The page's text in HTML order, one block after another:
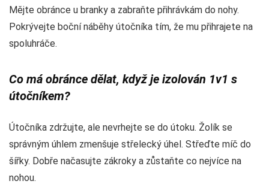
Mějte obránce u branky a zabraňte přihrávkám do nohy.
Pokrývejte boční náběhy útočníka tím, že mu přihrajete na
spoluhráče.
Co má obránce dělat, když je izolován 1v1 s
útočníkem?
Útočníka zdržujte, ale nevrhejte se do útoku. Žolík se
správným úhlem zmenšuje střelecký úhel. Střeďte míč do
šířky. Dobře načasujte zákroky a zůstaňte co nejvíce na
nohou.